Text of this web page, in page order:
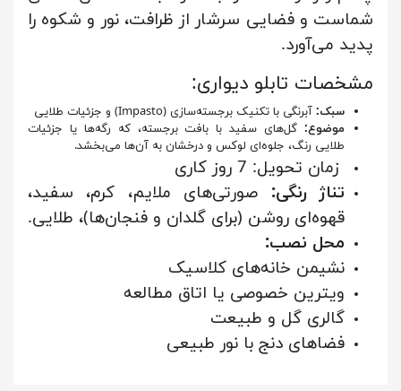
شماست و فضایی سرشار از ظرافت، نور و شکوه را
پدید می‌آورد.
:مشخصات تابلو دیواری
سبک: آبرنگی با تکنیک برجسته‌سازی (Impasto) و جزئیات طلایی
موضوع: گل‌های سفید با بافت برجسته، که رگه‌ها یا جزئیات
طلایی رنگ، جلوه‌ای لوکس و درخشان به آن‌ها می‌بخشد.
زمان تحویل: 7 روز کاری
تناژ رنگی: صورتی‌های ملایم، کرم، سفید،
قهوه‌ای روشن (برای گلدان و فنجان‌ها)، طلایی.
محل نصب:
نشیمن خانه‌های کلاسیک
ویترین خصوصی یا اتاق مطالعه
گالری گل و طبیعت
فضاهای دنج با نور طبیعی